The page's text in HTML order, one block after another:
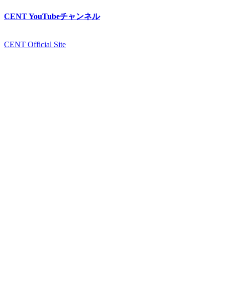
CENT YouTubeチャンネル
CENT Official Site